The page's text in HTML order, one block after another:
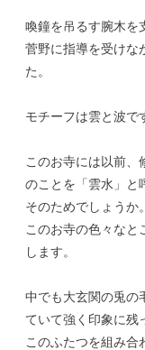
喚鐘を吊るす腕木を
菅野に指導を受けな
た。
モチーフは雲と波で
このお寺には以前、
のことを「雲水」と
そのためでしょうか。
このお寺の色々なと
します。
中でも大玄関の兎の
ていて強く印象に残
このふたつを組み合